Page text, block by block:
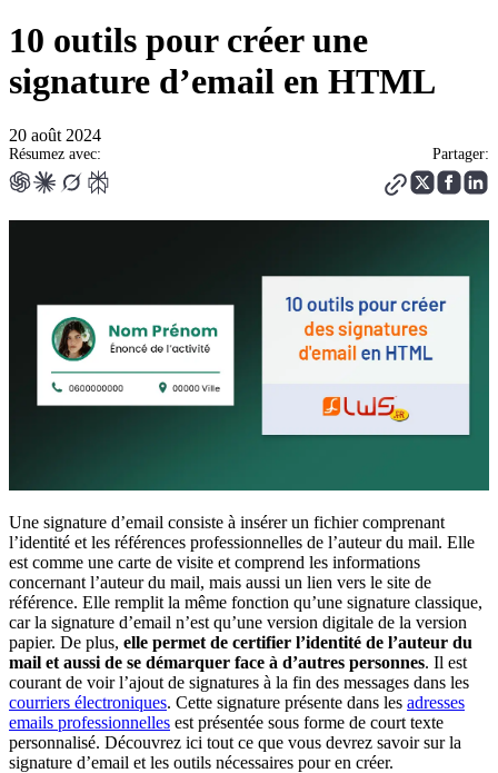
10 outils pour créer une
signature d’email en HTML
20 août 2024
Résumez avec: Partager:
Une signature d’email consiste à insérer un fichier comprenant
l’identité et les références professionnelles de l’auteur du mail. Elle
est comme une carte de visite et comprend les informations
concernant l’auteur du mail, mais aussi un lien vers le site de
référence. Elle remplit la même fonction qu’une signature classique,
car la signature d’email n’est qu’une version digitale de la version
papier. De plus, elle permet de certifier l’identité de l’auteur du
mail et aussi de se démarquer face à d’autres personnes. Il est
courant de voir l’ajout de signatures à la fin des messages dans les
courriers électroniques. Cette signature présente dans les adresses
emails professionnelles est présentée sous forme de court texte
personnalisé. Découvrez ici tout ce que vous devrez savoir sur la
signature d’email et les outils nécessaires pour en créer.